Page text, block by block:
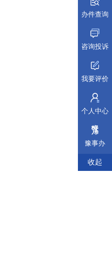
办件查询
咨询投诉
我要评价
个人中心
豫事办
收起